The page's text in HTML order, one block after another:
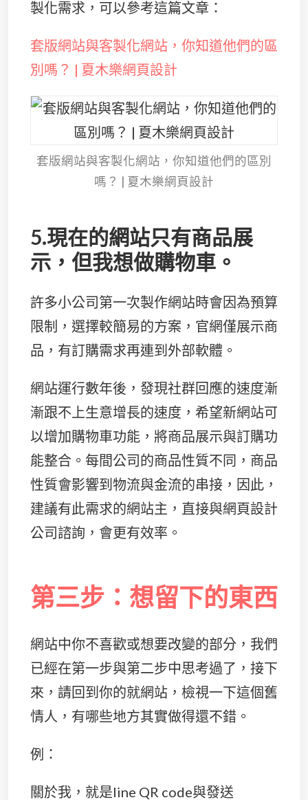
製化需求，可以參考這篇文章：
套版網站與客製化網站，你知道他們的區
別嗎？ | 夏木樂網頁設計
套版網站與客製化網站，你知道他們的區別
嗎？ | 夏木樂網頁設計
5.現在的網站只有商品展
示，但我想做購物車。
許多小公司第一次製作網站時會因為預算
限制，選擇較簡易的方案，官網僅展示商
品，有訂購需求再連到外部軟體。
網站運行數年後，發現社群回應的速度漸
漸跟不上生意增長的速度，希望新網站可
以增加購物車功能，將商品展示與訂購功
能整合。每間公司的商品性質不同，商品
性質會影響到物流與金流的串接，因此，
建議有此需求的網站主，直接與網頁設計
公司諮詢，會更有效率。
第三步：想留下的東西
網站中你不喜歡或想要改變的部分，我們
已經在第一步與第二步中思考過了，接下
來，請回到你的就網站，檢視一下這個舊
情人，有哪些地方其實做得還不錯。
例：
關於我，就是line QR code與發送